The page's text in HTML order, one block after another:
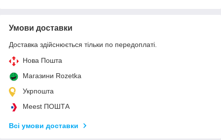
Умови доставки
Доставка здійснюється тільки по передоплаті.
Нова Пошта
Магазини Rozetka
Укрпошта
Meest ПОШТА
Всі умови доставки